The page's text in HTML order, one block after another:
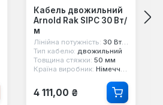
Кабель двожильний
Arnold Rak SIPC 30 Вт/
м
Лінійна потужність: 30 Вт/м
Тип кабелю: двожильний
Товщина стяжки: 50 мм
Країна виробник: Німеччина
Звичайна ціна:
4 111,00 ₴